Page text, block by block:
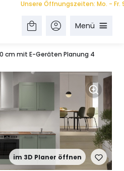
Unsere Öffnungszeiten: Mo. - Fr.
Menü
cm mit E-Geräten Planung 4
im 3D Planer öffnen